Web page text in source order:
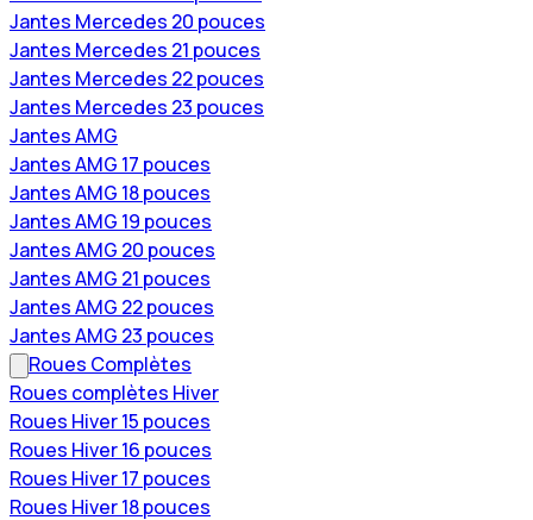
Jantes Mercedes 20 pouces
Jantes Mercedes 21 pouces
Jantes Mercedes 22 pouces
Jantes Mercedes 23 pouces
Jantes AMG
Jantes AMG 17 pouces
Jantes AMG 18 pouces
Jantes AMG 19 pouces
Jantes AMG 20 pouces
Jantes AMG 21 pouces
Jantes AMG 22 pouces
Jantes AMG 23 pouces
Roues Complètes
Roues complètes Hiver
Roues Hiver 15 pouces
Roues Hiver 16 pouces
Roues Hiver 17 pouces
Roues Hiver 18 pouces